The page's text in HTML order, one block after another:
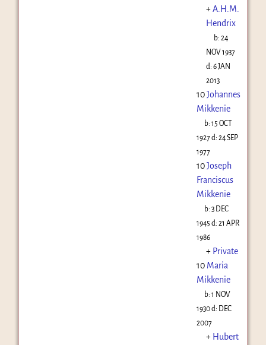
+A.H.M.
Hendrix
b:24
NOV 1937
d: 6 JAN
2013
10Johannes
Mikkenie
b:15 OCT
1927d: 24 SEP
1977
10Joseph
Franciscus
Mikkenie
b:3 DEC
1945 d: 21 APR
1986
+ Private
10 Maria
Mikkenie
b:1 NOV
1930d: DEC
2007
+ Hubert